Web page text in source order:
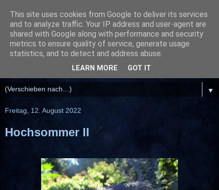
▼
Freitag, 12. August 2022
Hochsommer II
This site uses cookies from Google to deliver its services
and to analyze traffic. Your IP address and user-agent are
shared with Google along with performance and security
metrics to ensure quality of service, generate usage
statistics, and to detect and address abuse.
LEARN MORE GOT IT